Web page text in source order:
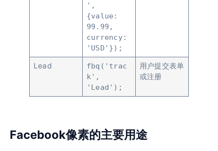
',
{value:
99.99,
currency:
'USD'});
Lead
fbq('trac
k',
'Lead');
用户提交表单
或注册
Facebook像素的主要用途